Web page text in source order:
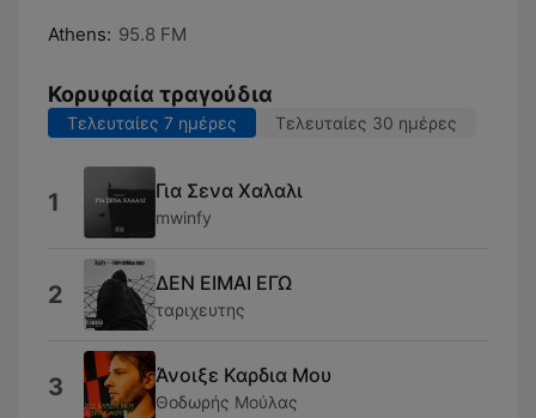
Athens: 95.8 FM
Κορυφαία τραγούδια
Τελευταίες 7 ημέρες Τελευταίες 30 ημέρες
1 Για Σενα Χαλαλι
mwinfy
2 ΔΕΝ ΕΙΜΑΙ ΕΓΩ
ταριχευτης
3 Άνοιξε Καρδια Μου
Θοδωρής Μούλας